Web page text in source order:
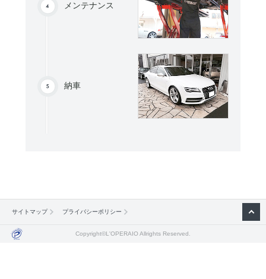
メンテナンス
納車
サイトマップ プライバシーポリシー
Copyright©L'OPERAIO Allrights Reserved.